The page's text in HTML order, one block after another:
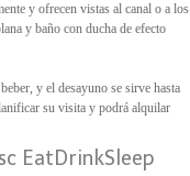
y ofrecen vistas al canal o a los
y baño con ducha de efecto
y el desayuno se sirve hasta
su visita y podrá alquilar
EatDrinkSleep